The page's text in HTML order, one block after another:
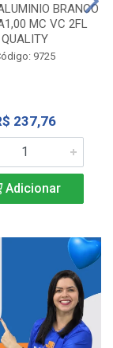
BRANCO
MC VC 2FL
QUALITY
9725
237,76
Adicionar